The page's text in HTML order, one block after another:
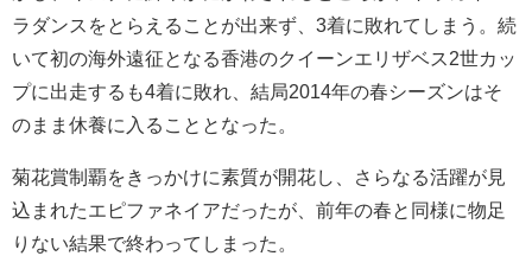
ラダンスをとらえることが出来ず、3着に敗れてしまう。続
いて初の海外遠征となる香港のクイーンエリザベス2世カッ
プに出走するも4着に敗れ、結局2014年の春シーズンはそ
のまま休養に入ることとなった。
菊花賞制覇をきっかけに素質が開花し、さらなる活躍が見
込まれたエピファネイアだったが、前年の春と同様に物足
りない結果で終わってしまった。